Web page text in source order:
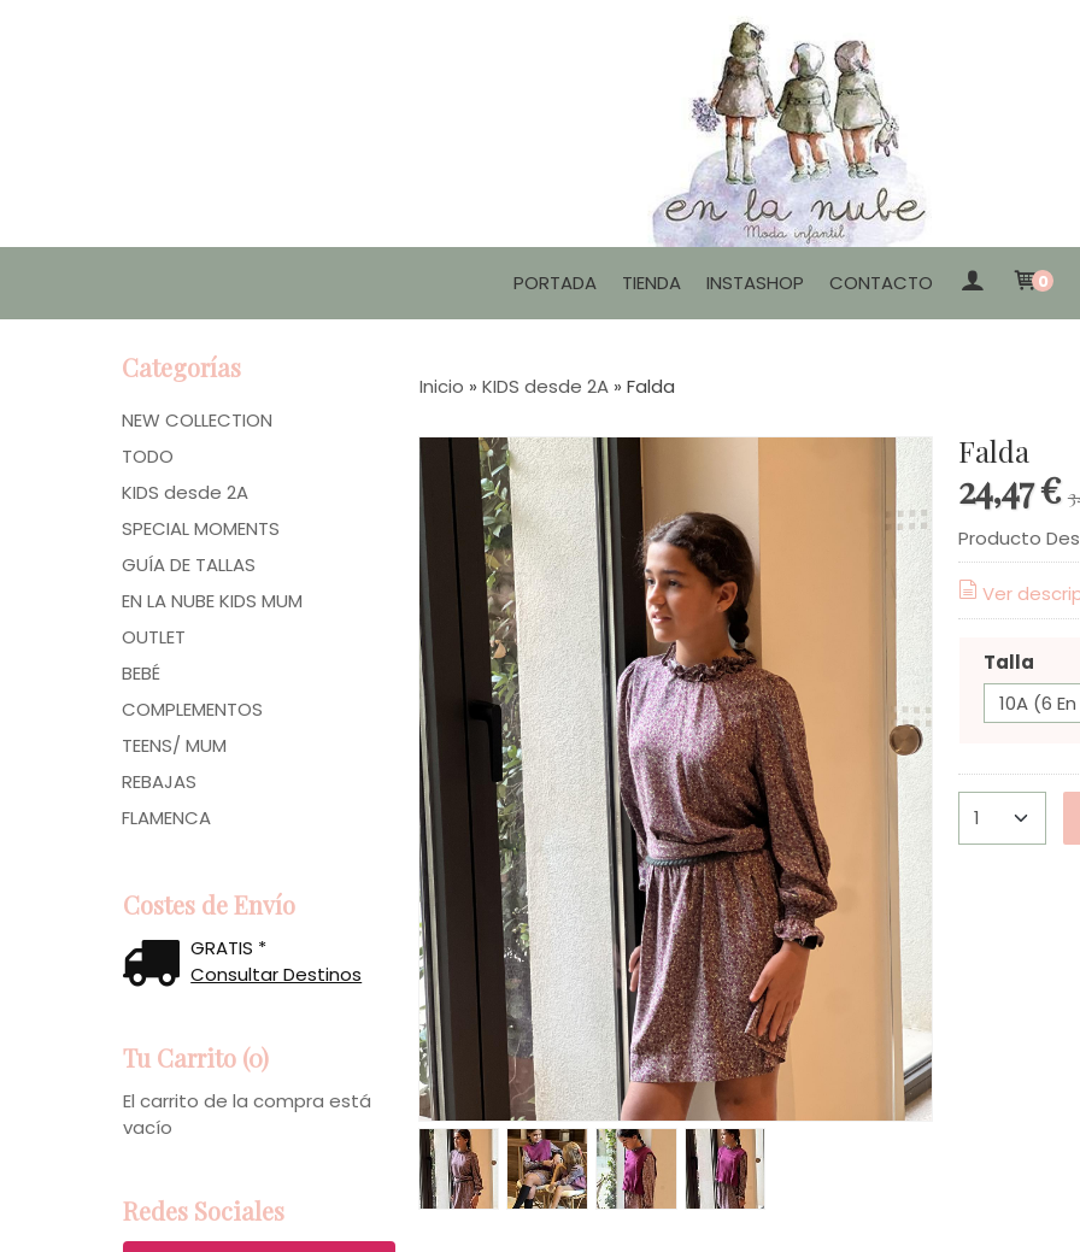
PORTADA TIENDA INSTASHOP CONTACTO 0
Categorías
NEW COLLECTION
TODO
KIDS desde 2A
SPECIAL MOMENTS
GUÍA DE TALLAS
EN LA NUBE KIDS MUM
OUTLET
BEBÉ
COMPLEMENTOS
TEENS/ MUM
REBAJAS
FLAMENCA
Costes de Envío
GRATIS *
Consultar Destinos
Tu Carrito (0)
El carrito de la compra está
vacío
Redes Sociales
Inicio » KIDS desde 2A » Falda
Falda
24,47 €
Producto
Ver
Talla